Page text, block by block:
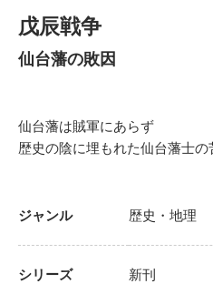
戊辰戦争
仙台藩の敗因
仙台藩は賊軍にあらず
歴史の陰に埋もれた仙台藩士の
ジャンル 歴史・地理
シリーズ 新刊